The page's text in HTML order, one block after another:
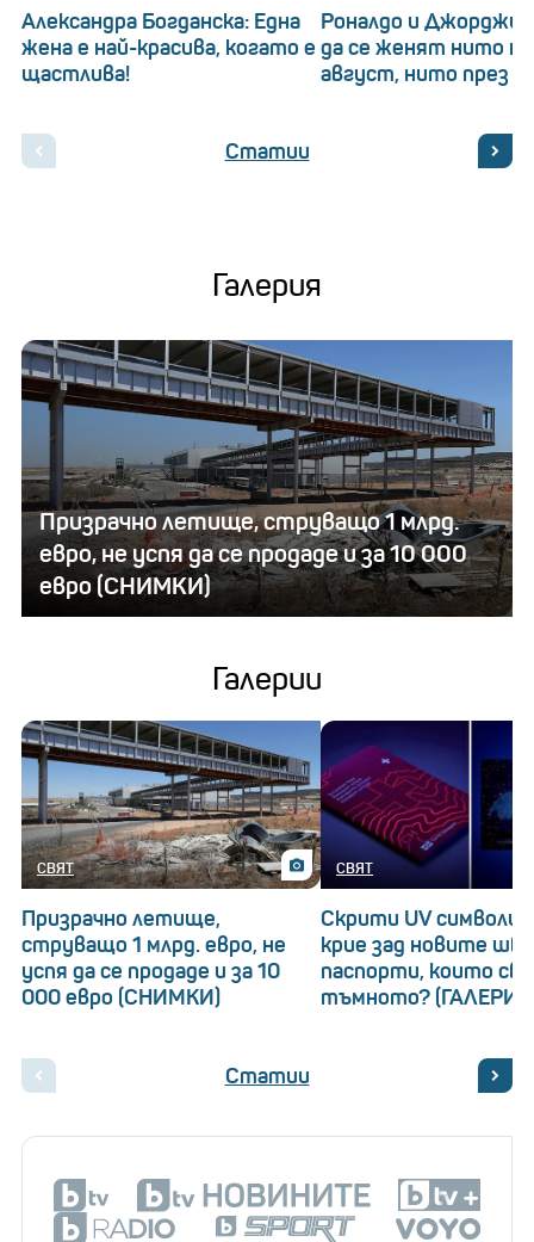
Александра Богданска: Една
жена е най-красива, когато е
щастлива!
Роналдо и
да се женят нито
август, нито през
Статии
Галерия
Призрачно летище, струващо 1 млрд.
евро, не успя да се продаде и за 10 000
евро (СНИМКИ)
Галерии
СВЯТ
Призрачно летище,
струващо 1 млрд. евро, не
успя да се продаде и за 10
000 евро (СНИМКИ)
СВЯТ
Скрити UV символи:
крие зад новите
паспорти, които
тъмното?
Статии